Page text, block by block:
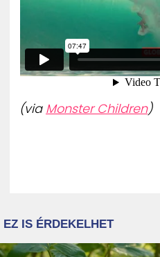
(via Monster Children)